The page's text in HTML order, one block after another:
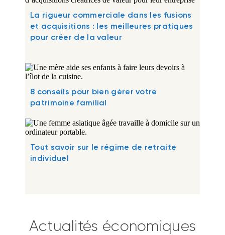
La rigueur commerciale dans les fusions
et acquisitions : les meilleures pratiques
pour créer de la valeur
8 conseils pour bien gérer votre
patrimoine familial
Tout savoir sur le régime de retraite
individuel
Actualités économiques